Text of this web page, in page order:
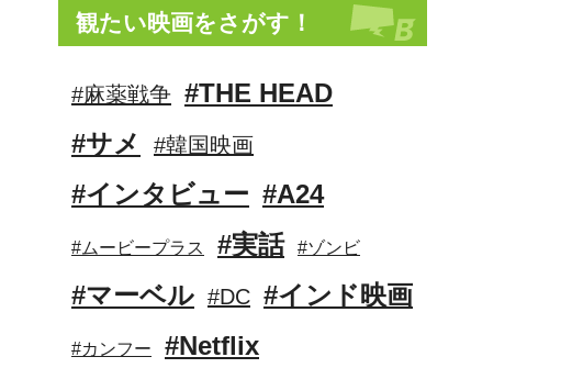
観たい映画をさがす！
#麻薬戦争 #THE HEAD
#サメ
#韓国映画
#インタビュー #A24
#ムービープラス #実話 #ゾンビ
#マーベル #DC #インド映画
#カンフー #Netflix